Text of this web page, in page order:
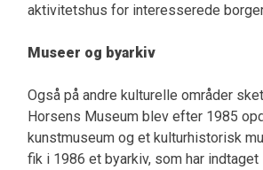
aktivitetshus for interesserede
Museer og byarkiv
Også på andre kulturelle områder
Horsens Museum blev efter 1985
kunstmuseum og et kulturhistorisk
fik i 1986 et byarkiv, som har